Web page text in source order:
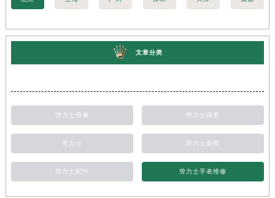
文章分类
劳力士维修 劳力士保养
劳力士 劳力士新闻
劳力士配件 劳力士手表维修